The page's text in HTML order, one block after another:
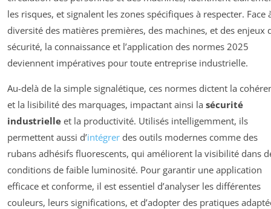
les risques, et signalent les zones spécifiques à respecter. Face
diversité des matières premières, des machines, et des enjeux
sécurité, la connaissance et l’application des normes 2025
deviennent impératives pour toute entreprise industrielle.
Au-delà de la simple signalétique, ces normes dictent la
et la lisibilité des marquages, impactant ainsi la sécurité
industrielle et la productivité. Utilisés intelligemment, ils
permettent aussi d’intégrer des outils modernes comme des
rubans adhésifs fluorescents, qui améliorent la visibilité dans
conditions de faible luminosité. Pour garantir une application
efficace et conforme, il est essentiel d’analyser les différentes
couleurs, leurs significations, et d’adopter des pratiques